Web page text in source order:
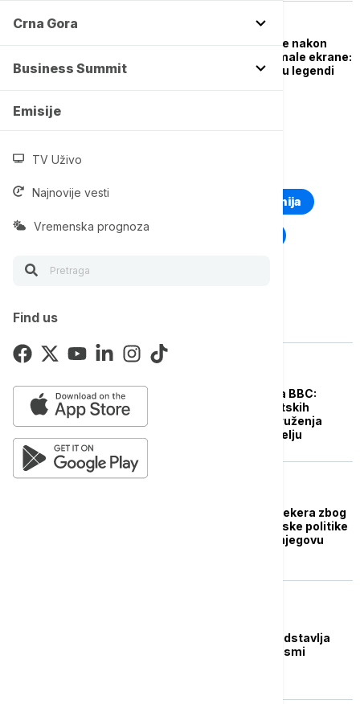
Crna Gora
Business Summit
Emisije
TV Uživo
Najnovije vesti
Vremenska prognoza
Find us
Voditelj Geri Lineker se nakon
kontroverzi vraća na male ekrane:
BBC ukinuo suspenziju legendi
TOP TAGOVI
Euronews Montenegro Kosovo i Metohija
Rat u Ukrajini Kriza na Bliskom istoku
Slučaj Lineker potresa BBC:
Ukinut veliki broj sportskih
emisija, sindikati i udruženja
pružaju podršku voditelju
BBC suspendovao Linekera zbog
tvitova protiv migrantske politike
vlade, kolege stale u njegovu
Pevačica Me Miler predstavlja
Veliku Britaniju na "Pesmi